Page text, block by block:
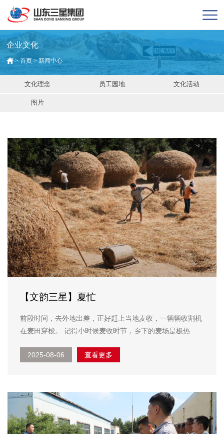
企业文化
>首页>新闻中心
文化理念 员工园地 文化活动
图片
【文韵三星】夏忙
前段时间，去外地出差，正好赶上当地麦收，一辆辆收割机
在麦田穿梭。 记得小时候麦收时节，乡下的麦场是极热闹
地来。这些场地，平日里或种些杂粮，或干脆荒着，一到麦
2025-08-06 查看更多